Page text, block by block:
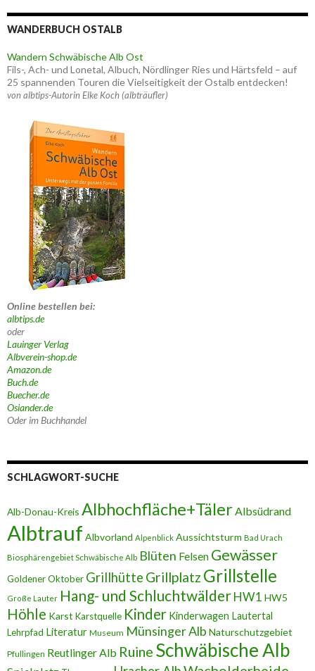
WANDERBUCH OSTALB
Wandern Schwäbische Alb Ost
Fils-, Ach- und Lonetal, Albuch, Nördlinger Ries und Härtsfeld – auf
25 spannenden Touren die Vielseitigkeit der Ostalb entdecken!
von albtips-Autorin Elke Koch (albträufler)
Online bestellen bei:
albtips.de
oder
Lauinger Verlag
Albverein-shop.de
Amazon.de
Buch.de
Buecher.de
Osiander.de
Oder im Buchhandel
SCHLAGWORT-SUCHE
Alb-Donau-Kreis Albhochfläche+TälerAlbsüdrand
Albtrauf Albvorland Alpenblick Aussichtsturm Bad Urach
Biosphärengebiet Schwäbische Alb Blüten Felsen Gewässer
Goldener Oktober Grillhütte Grillplatz Grillstelle
Große Lauter Hang- und SchluchtwälderHW1 HW5
Höhle Karst Karstquelle Kinder Kinderwagen Lautertal
Lehrpfad Literatur Museum Münsinger Alb Naturschutzgebiet
Pfullingen Reutlinger Alb Ruine Schwäbische Alb